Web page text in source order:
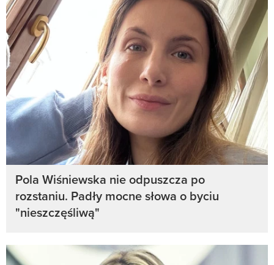
Pola Wiśniewska nie odpuszcza po
rozstaniu. Padły mocne słowa o byciu
"nieszczęśliwą"